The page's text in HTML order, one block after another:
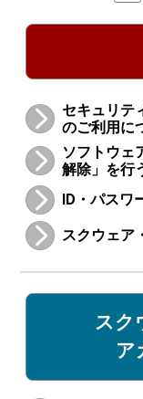
セキュリテ
のご利用に
ソフトウェ
解除」を行
ID・パスワ
スクウェア
スク
ア